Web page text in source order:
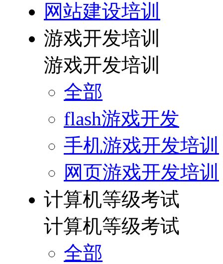
网站建设培训
游戏开发培训
游戏开发培训
全部
flash游戏开发
手机游戏开发培训
网页游戏开发培训
计算机等级考试
计算机等级考试
全部